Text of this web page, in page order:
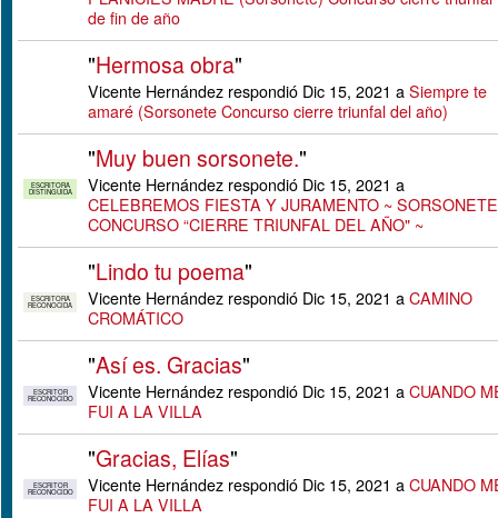
de fin de año
"Hermosa obra"
Vicente Hernández respondió Dic 15, 2021 a Siempre te
amaré (Sorsonete Concurso cierre triunfal del año)
ESCRITORA
DISTINGUIDA
"Muy buen sorsonete."
Vicente Hernández respondió Dic 15, 2021 a
CELEBREMOS FIESTA Y JURAMENTO ~
CONCURSO “CIERRE TRIUNFAL DEL AÑO" ~
ESCRITORA
RECONOCIDA
"Lindo tu poema"
Vicente Hernández respondió Dic 15, 2021 a CAMINO
CROMÁTICO
ESCRITOR
RECONOCIDO
"Así es. Gracias"
Vicente Hernández respondió Dic 15, 2021 a CUANDO
FUI A LA VILLA
ESCRITOR
RECONOCIDO
"Gracias, Elías"
Vicente Hernández respondió Dic 15, 2021 a CUANDO
FUI A LA VILLA